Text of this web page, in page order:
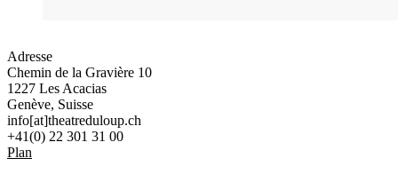
Adresse
Chemin de la Gravière 10
1227 Les Acacias
Genève, Suisse
info[at]theatreduloup.ch
+41(0) 22 301 31 00
Plan